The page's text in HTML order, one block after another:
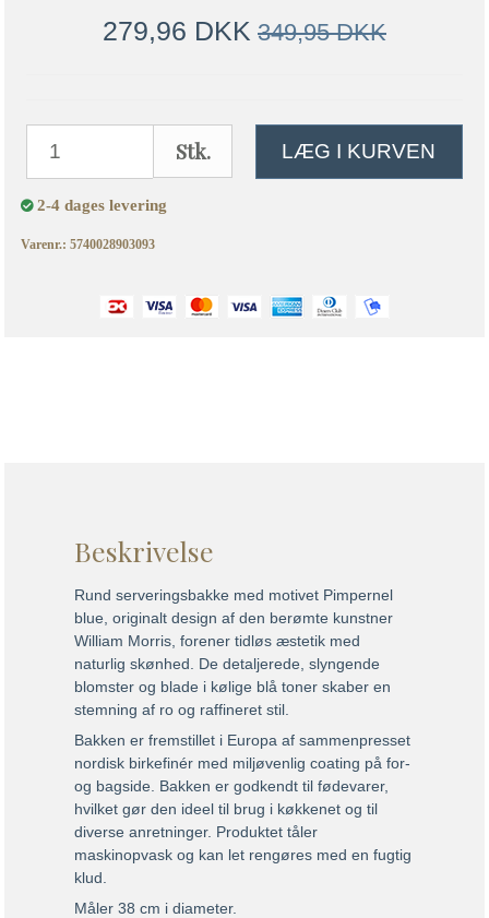
279,96 DKK 349,95 DKK
Stk. LÆG I KURVEN
2-4 dages levering
Varenr.: 5740028903093
Beskrivelse
Rund serveringsbakke med motivet Pimpernel
blue, originalt design af den berømte kunstner
William Morris, forener tidløs æstetik med
naturlig skønhed. De detaljerede, slyngende
blomster og blade i kølige blå toner skaber en
stemning af ro og raffineret stil.
Bakken er fremstillet i Europa af sammenpresset
nordisk birkefinér med miljøvenlig coating på for-
og bagside. Bakken er godkendt til fødevarer,
hvilket gør den ideel til brug i køkkenet og til
diverse anretninger. Produktet tåler
maskinopvask og kan let rengøres med en fugtig
klud.
Måler 38 cm i diameter.